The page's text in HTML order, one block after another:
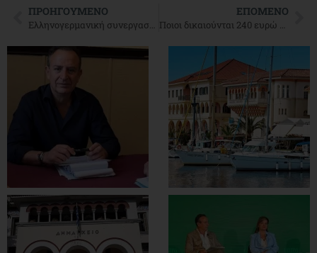
ΠΡΟΗΓΟΎΜΕΝΟ
Ελληνογερμανική συνεργασία στον αγροδιατροφικό τομέα
ΕΠΌΜΕΝΟ
Ποιοι δικαιούνται 240 ευρώ απ΄τον ΟΑΕΔ